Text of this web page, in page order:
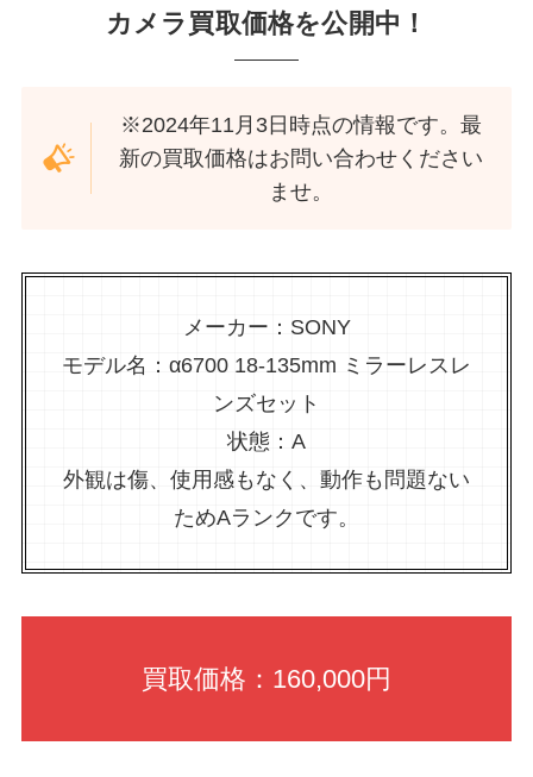
カメラ買取価格を公開中！
※2024年11月3日時点の情報です。最
新の買取価格はお問い合わせください
ませ。
メーカー：SONY
モデル名：α6700 18‐135mm ミラーレスレ
ンズセット
状態：A
外観は傷、使用感もなく、動作も問題ない
ためAランクです。
買取価格：160,000円